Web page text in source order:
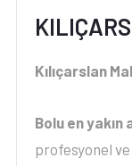
Kılıçarslan
Bolu en yakın
profesyonel